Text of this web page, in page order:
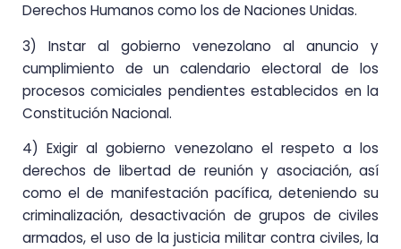
Derechos Humanos como los de Naciones Unidas.
3) Instar al gobierno venezolano al anuncio y
cumplimiento de un calendario electoral de los
procesos comiciales pendientes establecidos en la
Constitución Nacional.
4) Exigir al gobierno venezolano el respeto a los
derechos de libertad de reunión y asociación, así
como el de manifestación pacífica, deteniendo su
criminalización, desactivación de grupos de civiles
armados, el uso de la justicia militar contra civiles, la